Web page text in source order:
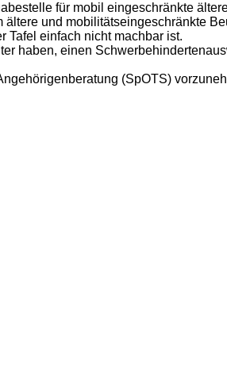
für mobil eingeschränkte
und mobilitätseingeschränkte
Tafel einfach nicht machbar ist.
haben, einen
(SpOTS)